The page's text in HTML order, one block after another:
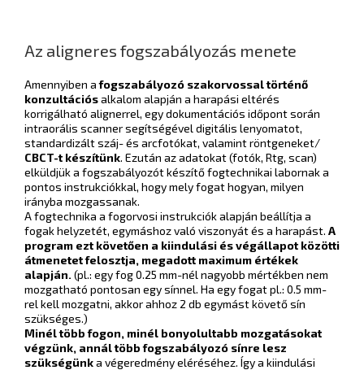
Az aligneres fogszabályozás menete
Amennyiben afogszabályozó szakorvossal történő
konzultációsalkalom alapján a harapási eltérés
korrigálható alignerrel, egy dokumentációs időpont során
intraorális scanner segítségével digitális lenyomatot,
standardizált száj- és arcfotókat, valamint röntgeneket/
CBCT-t készítünk. Ezután az adatokat (fotók, Rtg, scan)
elküldjük a fogszabályozót készítő fogtechnikai labornak a
pontos instrukciókkal, hogy mely fogat hogyan, milyen
irányba mozgassanak.
A fogtechnika a fogorvosi instrukciók alapján beállítja a
fogak helyzetét, egymáshoz való viszonyát és a harapást. A
program ezt követően a kiindulási és végállapot közötti
átmenetet felosztja, megadott maximum értékek
alapján. (pl.: egy fog 0.25 mm-nél nagyobb mértékben nem
mozgatható pontosan egy sínnel. Ha egy fogat pl.: 0.5 mm-
rel kell mozgatni, akkor ahhoz 2 db egymást követő sín
szükséges.)
Minél több fogon, minél bonyolultabb mozgatásokat
végzünk, annál több fogszabályozó sínre lesz
szükségünka végeredmény eléréséhez. Így a kiindulási